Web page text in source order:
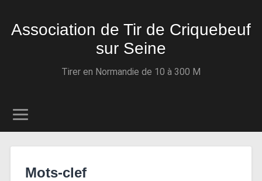
Association de Tir de Criquebeuf
sur Seine
Tirer en Normandie de 10 à 300 M
Mots-clef